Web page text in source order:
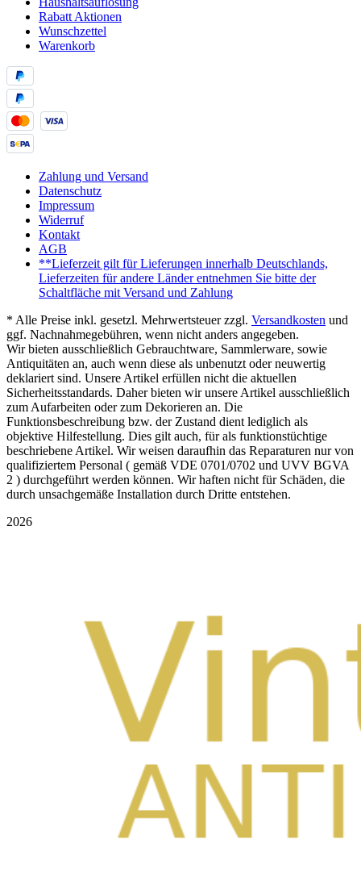
Rabatt Aktionen
Wunschzettel
Warenkorb
Zahlung und Versand
Datenschutz
Impressum
Widerruf
Kontakt
AGB
**Lieferzeit gilt für Lieferungen innerhalb Deutschlands,
Lieferzeiten für andere Länder entnehmen Sie bitte der
Schaltfläche mit Versand und Zahlung
* Alle Preise inkl. gesetzl. Mehrwertsteuer zzgl. Versandkosten und
ggf. Nachnahmegebühren, wenn nicht anders angegeben.
Wir bieten ausschließlich Gebrauchtware, Sammlerware, sowie
Antiquitäten an, auch wenn diese als unbenutzt oder neuwertig
deklariert sind. Unsere Artikel erfüllen nicht die aktuellen
Sicherheitsstandards. Daher bieten wir unsere Artikel ausschließlich
zum Aufarbeiten oder zum Dekorieren an. Die
Funktionsbeschreibung bzw. der Zustand dient lediglich als
objektive Hilfestellung. Dies gilt auch, für als funktionstüchtige
beschriebene Artikel. Wir weisen daraufhin das Reparaturen nur von
qualifiziertem Personal ( gemäß VDE 0701/0702 und UVV BGVA
2 ) durchgeführt werden können. Wir haften nicht für Schäden, die
durch unsachgemäße Installation durch Dritte entstehen.
2026